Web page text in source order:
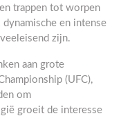
trappen tot worpen
en intense
zijn.
aan grote
(UFC),
om
groeit de interesse